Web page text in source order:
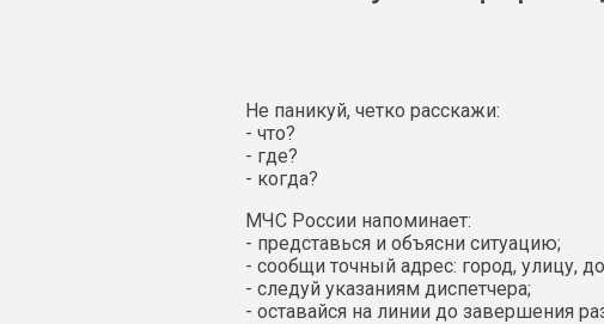
Не паникуй, четко расскажи:
- что?
- где?
- когда?
МЧС России напоминает:
- представься и объясни ситуацию;
- сообщи точный адрес: город, улицу,
- следуй указаниям диспетчера;
- оставайся на линии до завершения